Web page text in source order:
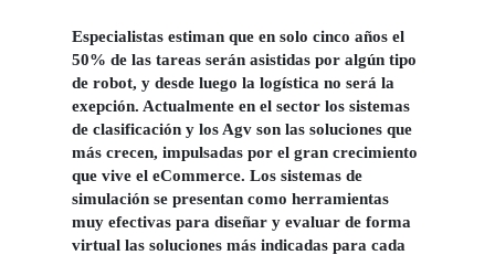
Especialistas estiman que en solo cinco años el
50% de las tareas serán asistidas por algún tipo
de robot, y desde luego la logística no será la
exepción. Actualmente en el sector los sistemas
de clasificación y los Agv son las soluciones que
más crecen, impulsadas por el gran crecimiento
que vive el eCommerce. Los sistemas de
simulación se presentan como herramientas
muy efectivas para diseñar y evaluar de forma
virtual las soluciones más indicadas para cada